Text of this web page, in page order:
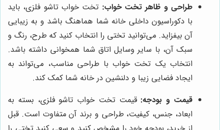
طراحی و ظاهر تخت خواب: تخت خواب تاشو فلزی، باید
با دکوراسیون داخلی خانه شما هماهنگ باشد و به زیبایی
آن بیفزاید. می‌توانید تختی را انتخاب کنید که طرح، رنگ و
سبک آن، با سایر وسایل اتاق شما همخوانی داشته باشد.
انتخاب یک تخت خواب با طراحی مناسب، می‌تواند به
ایجاد فضایی زیبا و دلنشین در خانه شما کمک کند.
قیمت و بودجه: قیمت تخت خواب تاشو فلزی، بسته به
ابعاد، جنس، کیفیت، طراحی و برند آن متفاوت است. قبل